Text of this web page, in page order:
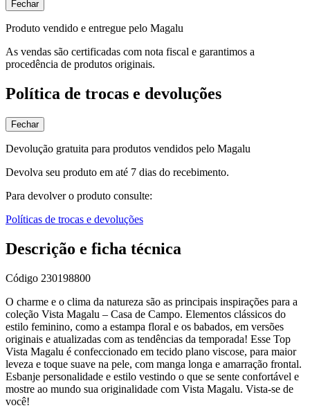
Fechar
Produto vendido e entregue pelo Magalu
As vendas são certificadas com nota fiscal e garantimos a
procedência de produtos originais.
Política de trocas e devoluções
Fechar
Devolução gratuita para produtos vendidos pelo Magalu
Devolva seu produto em até 7 dias do recebimento.
Para devolver o produto consulte:
Políticas de trocas e devoluções
Descrição e ficha técnica
Código 230198800
O charme e o clima da natureza são as principais inspirações para a
coleção Vista Magalu – Casa de Campo. Elementos clássicos do
estilo feminino, como a estampa floral e os babados, em versões
originais e atualizadas com as tendências da temporada! Esse Top
Vista Magalu é confeccionado em tecido plano viscose, para maior
leveza e toque suave na pele, com manga longa e amarração frontal.
Esbanje personalidade e estilo vestindo o que se sente confortável e
mostre ao mundo sua originalidade com Vista Magalu. Vista-se de
você!